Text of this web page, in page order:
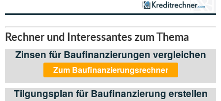
Rechner und Interessantes zum Thema
Zinsen für Baufinanzierungen vergleichen
Zum Baufinanzierungsrechner
Tilgungsplan für Baufinanzierung erstellen